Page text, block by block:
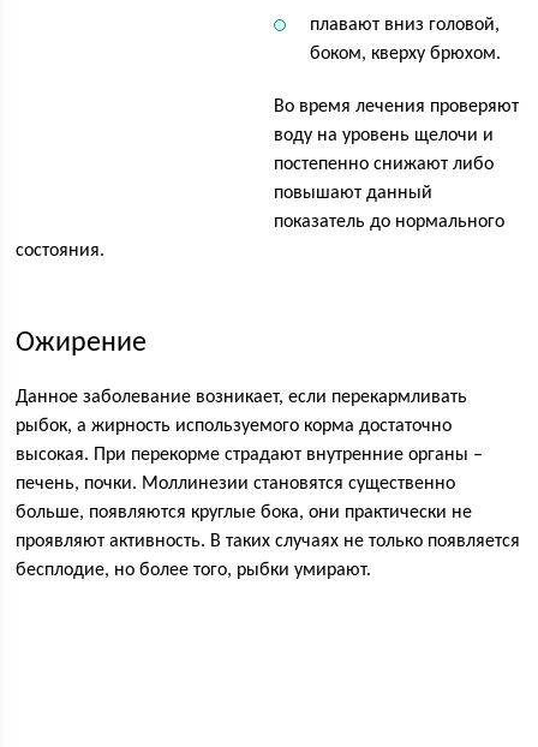
плавают вниз головой,
боком, кверху брюхом.
Во время лечения проверяют
воду на уровень щелочи и
постепенно снижают либо
повышают данный
показатель до нормального
состояния.
Ожирение
Данное заболевание возникает, если перекармливать
рыбок, а жирность используемого корма достаточно
высокая. При перекорме страдают внутренние органы –
печень, почки. Моллинезии становятся существенно
больше, появляются круглые бока, они практически не
проявляют активность. В таких случаях не только появляется
бесплодие, но более того, рыбки умирают.